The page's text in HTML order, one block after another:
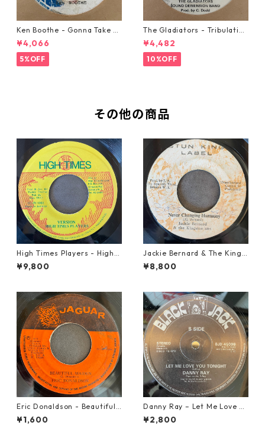
Ken Boothe - Gonna Take A
Miracle【7-21362】
¥4,066
5%OFF
The Gladiators - Tribulation
【7-21365】
¥4,482
10%OFF
その他の商品
High Times Players - High T
imes Theme【7-21926】
¥9,800
Jackie Bernard & The Kings
tonians - Never Changing H
armony【7-21948】
¥8,800
Eric Donaldson - Beautiful
Maiden【7-21788】
¥1,600
Danny Ray – Let Me Love Yo
u Tonight【12-30001】
¥2,800